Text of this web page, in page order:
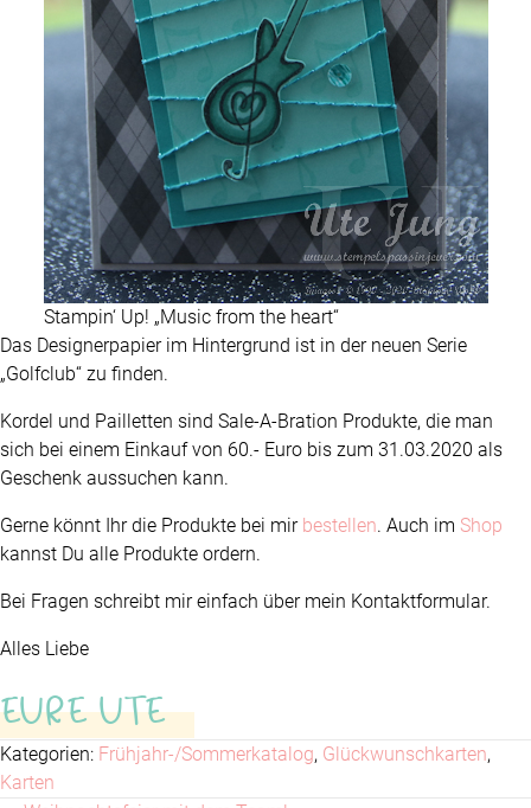
Stampin‘ Up! „Music from the heart“
Das Designerpapier im Hintergrund ist in der neuen Serie
„Golfclub“ zu finden.
Kordel und Pailletten sind Sale-A-Bration Produkte, die man
sich bei einem Einkauf von 60.- Euro bis zum 31.03.2020 als
Geschenk aussuchen kann.
Gerne könnt Ihr die Produkte bei mir bestellen. Auch im Shop
kannst Du alle Produkte ordern.
Bei Fragen schreibt mir einfach über mein Kontaktformular.
Alles Liebe
EURE UTE
Kategorien: Frühjahr-/Sommerkatalog, Glückwunschkarten,
Karten